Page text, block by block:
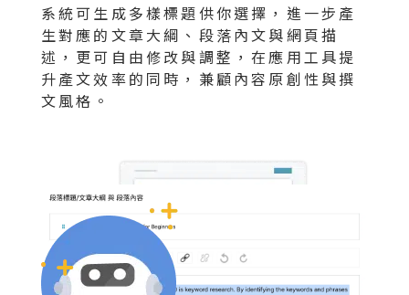
系統可生成多樣標題供你選擇，進一步產
生對應的文章大綱、段落內文與網頁描
述，更可自由修改與調整，在應用工具提
升產文效率的同時，兼顧內容原創性與撰
文風格。